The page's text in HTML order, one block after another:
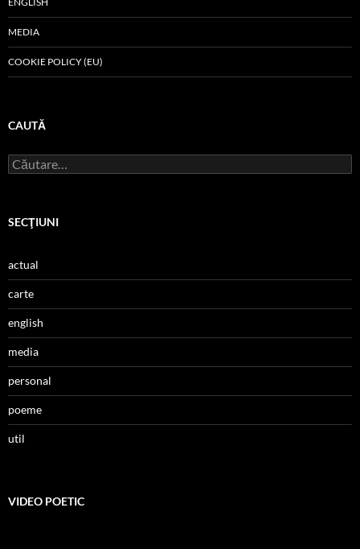
MEDIA
COOKIE POLICY (EU)
CAUTĂ
Caută
după:
SECŢIUNI
actual
carte
english
media
personal
poeme
util
VIDEO POETIC